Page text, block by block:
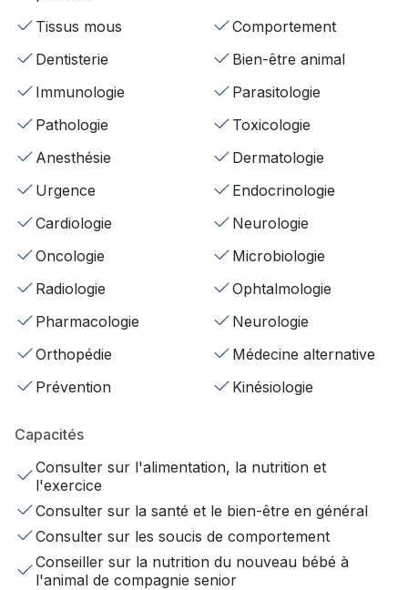
Tissus mous
Comportement
Dentisterie
Bien-être animal
Immunologie
Parasitologie
Pathologie
Toxicologie
Anesthésie
Dermatologie
Urgence
Endocrinologie
Cardiologie
Neurologie
Oncologie
Microbiologie
Radiologie
Ophtalmologie
Pharmacologie
Neurologie
Orthopédie
Médecine alternative
Prévention
Kinésiologie
Capacités
Consulter sur l'alimentation, la nutrition et
l'exercice
Consulter sur la santé et le bien-être en général
Consulter sur les soucis de comportement
Conseiller sur la nutrition du nouveau bébé à
l'animal de compagnie senior